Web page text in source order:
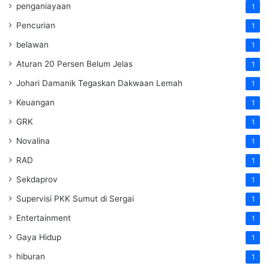
penganiayaan 1
Pencurian 1
belawan 1
Aturan 20 Persen Belum Jelas 1
Johari Damanik Tegaskan Dakwaan Lemah 1
Keuangan 1
GRK 1
Novalina 1
RAD 1
Sekdaprov 1
Supervisi PKK Sumut di Sergai 1
Entertainment 1
Gaya Hidup 1
hiburan 1